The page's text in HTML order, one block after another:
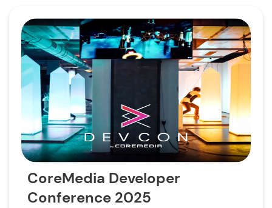
CoreMedia Developer
Conference 2025